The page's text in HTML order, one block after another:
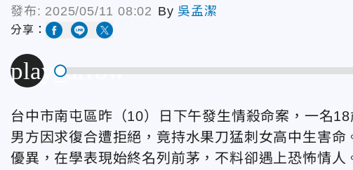
發布: 2025/05/11 08:02 By 吳孟潔
分享：
play_arrow
台中市南屯區昨（10）日下午發生情殺命案，一名
男方因求復合遭拒絕，竟持水果刀猛刺女高中生害
優異，在學表現始終名列前茅，不料卻遇上恐怖情人